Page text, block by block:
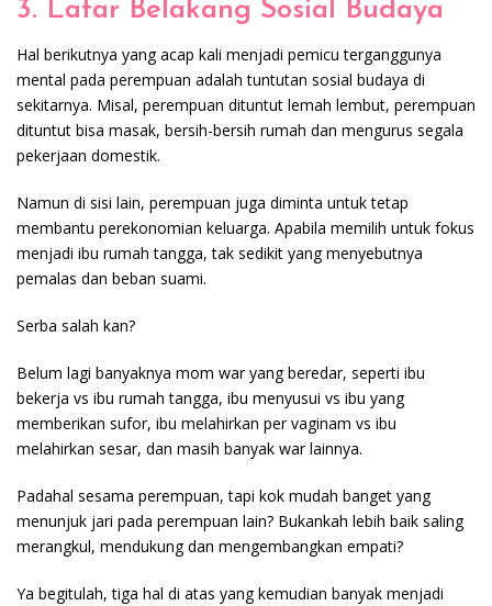
3. Latar Belakang Sosial Budaya
Hal berikutnya yang acap kali menjadi pemicu terganggunya
mental pada perempuan adalah tuntutan sosial budaya di
sekitarnya. Misal, perempuan dituntut lemah lembut, perempuan
dituntut bisa masak, bersih-bersih rumah dan mengurus segala
pekerjaan domestik.
Namun di sisi lain, perempuan juga diminta untuk tetap
membantu perekonomian keluarga. Apabila memilih untuk fokus
menjadi ibu rumah tangga, tak sedikit yang menyebutnya
pemalas dan beban suami.
Serba salah kan?
Belum lagi banyaknya mom war yang beredar, seperti ibu
bekerja vs ibu rumah tangga, ibu menyusui vs ibu yang
memberikan sufor, ibu melahirkan per vaginam vs ibu
melahirkan sesar, dan masih banyak war lainnya.
Padahal sesama perempuan, tapi kok mudah banget yang
menunjuk jari pada perempuan lain? Bukankah lebih baik saling
merangkul, mendukung dan mengembangkan empati?
Ya begitulah, tiga hal di atas yang kemudian banyak menjadi